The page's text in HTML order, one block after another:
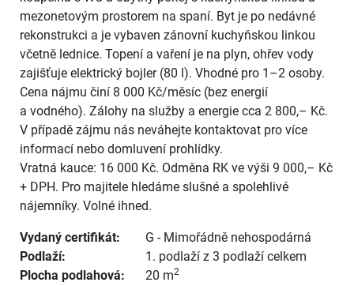
mezonetovým prostorem na spaní. Byt je po nedávné
rekonstrukci a je vybaven zánovní kuchyňskou linkou
včetně lednice. Topení a vaření je na plyn, ohřev vody
zajišťuje elektrický bojler (80 l). Vhodné pro 1–2 osoby.
Cena nájmu činí 8 000 Kč/měsíc (bez energií
a vodného). Zálohy na služby a energie cca 2 800,– Kč.
V případě zájmu nás neváhejte kontaktovat pro více
informací nebo domluvení prohlídky.
Vratná kauce: 16 000 Kč. Odměna RK ve výši 9 000,– Kč
+ DPH. Pro majitele hledáme slušné a spolehlivé
nájemníky. Volné ihned.
Vydaný certifikát:
G - Mimořádně nehospodárná
Podlaží:
1. podlaží z 3 podlaží celkem
Plocha podlahová:
20 m2